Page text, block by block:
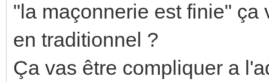
"la maçonnerie est finie" ça
en traditionnel ?
Ça vas être compliquer a